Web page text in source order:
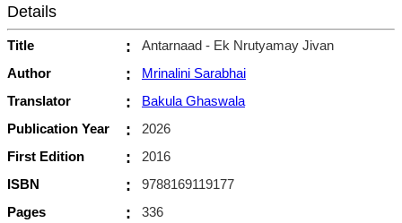
Details
Title :
Antarnaad - Ek Nrutyamay Jivan
Author
:
Mrinalini Sarabhai
Translator
:
Bakula Ghaswala
Publication Year
:
2026
First Edition
:
2016
ISBN
:
9788169119177
Pages
:
336